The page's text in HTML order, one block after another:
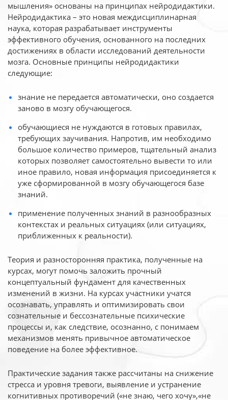
мышления» основаны на принципах нейродидактики.
Нейродидактика – это новая междисциплинарная
наука, которая разрабатывает инструменты
эффективного обучения, основанного на последних
достижениях в области исследований деятельности
мозга. Основные принципы нейродидактики
следующие:
знание не передается автоматически, оно создается
заново в мозгу обучающегося.
обучающиеся не нуждаются в готовых правилах,
требующих заучивания. Напротив, им необходимо
большое количество примеров, тщательный анализ
которых позволяет самостоятельно вывести то или
иное правило, новая информация присоединяется к
уже сформированной в мозгу обучающегося базе
знаний.
применение полученных знаний в разнообразных
контекстах и реальных ситуациях (или ситуациях,
приближенных к реальности).
Теория и разносторонняя практика, полученные на
курсах, могут помочь заложить прочный
концептуальный фундамент для качественных
изменений в жизни. На курсах участники учатся
осознавать, управлять и оптимизировать свои
сознательные и бессознательные психические
процессы и, как следствие, осознанно, с понимаем
механизмов менять привычное автоматическое
поведение на более эффективное.
Практические задания также рассчитаны на снижение
стресса и уровня тревоги, выявление и устранение
когнитивных противоречий («не знаю, чего хочу»,«не